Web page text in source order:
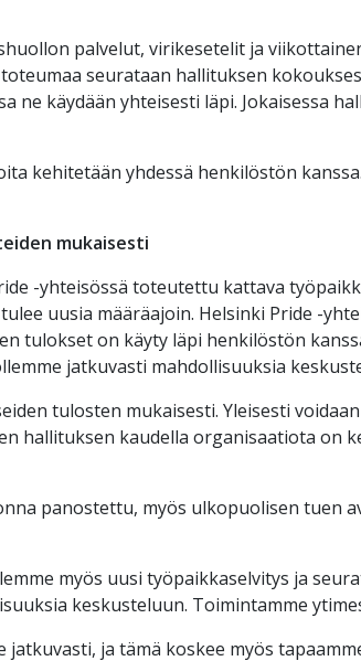
palvelut, virikesetelit ja
seurataan hallituksen
ne käydään yhteisesti läpi. Jokaisessa
kehitetään yhdessä henkilöstön
mukaisesti
-yhteisössä toteutettu kattava
uusia määräajoin. Helsinki Pride -
tulokset on käyty läpi henkilöstön
jatkuvasti mahdollisuuksia
tulosten mukaisesti. Yleisesti
hallituksen kaudella organisaatiota on
panostettu, myös ulkopuolisen tuen
myös uusi työpaikkaselvitys ja
keskusteluun. Toimintamme
ja tämä koskee myös